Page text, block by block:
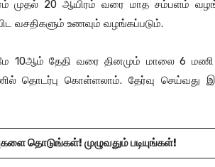
முதல் 20 ஆயிரம் வரை மாத சம்பளம்
வசதிகளும் உணவும் வழங்கப்படும்.
10ஆம் தேதி வரை தினமும் மாலை 6
தொடர்பு கொள்ளலாம். தேர்வு செய்வது
தொடுங்கள்! முழுவதும் படியுங்கள்!